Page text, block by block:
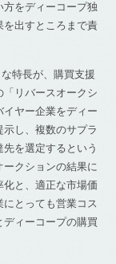
をディーコープ独
を出すところまで責
特長が、購買支援
リバースオークシ
イヤー企業をディー
し、複数のサプラ
を選定するという
クションの結果に
と、適正な市場価
とっても営業コス
ディーコープの購買